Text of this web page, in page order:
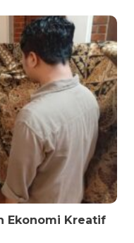
Ekonomi Kreatif